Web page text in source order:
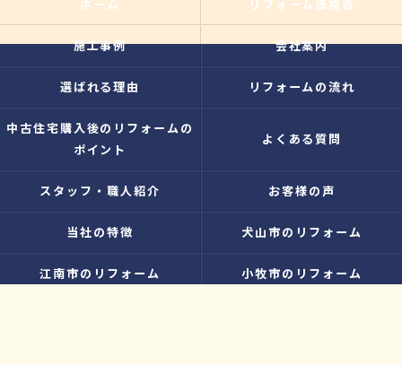
ホーム リフォーム価格表
施工事例 会社案内
選ばれる理由 リフォームの流れ
中古住宅購入後のリフォームの
ポイント
よくある質問
スタッフ・職人紹介 お客様の声
当社の特徴 犬山市のリフォーム
江南市のリフォーム 小牧市のリフォーム